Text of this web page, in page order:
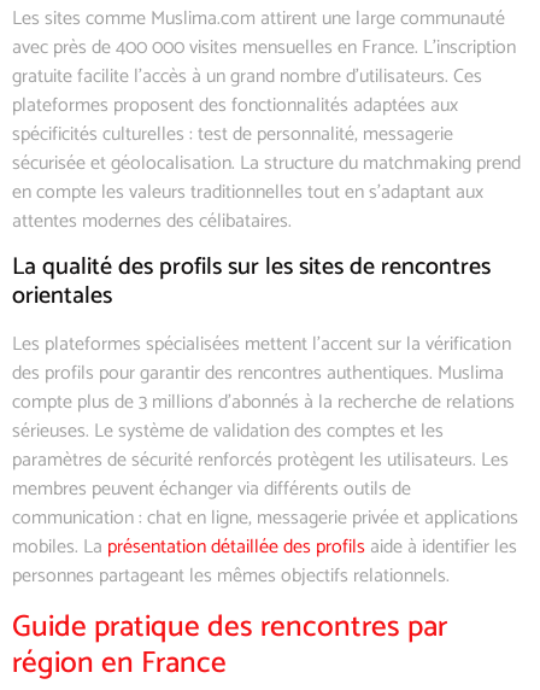
Les sites comme Muslima.com attirent une large communauté
avec près de 400 000 visites mensuelles en France. L’inscription
gratuite facilite l’accès à un grand nombre d’utilisateurs. Ces
plateformes proposent des fonctionnalités adaptées aux
spécificités culturelles : test de personnalité, messagerie
sécurisée et géolocalisation. La structure du matchmaking prend
en compte les valeurs traditionnelles tout en s’adaptant aux
attentes modernes des célibataires.
La qualité des profils sur les sites de rencontres
orientales
Les plateformes spécialisées mettent l’accent sur la vérification
des profils pour garantir des rencontres authentiques. Muslima
compte plus de 3 millions d’abonnés à la recherche de relations
sérieuses. Le système de validation des comptes et les
paramètres de sécurité renforcés protègent les utilisateurs. Les
membres peuvent échanger via différents outils de
communication : chat en ligne, messagerie privée et applications
mobiles. La présentation détaillée des profilsaide à identifier les
personnes partageant les mêmes objectifs relationnels.
Guide pratique des rencontres par
région en France